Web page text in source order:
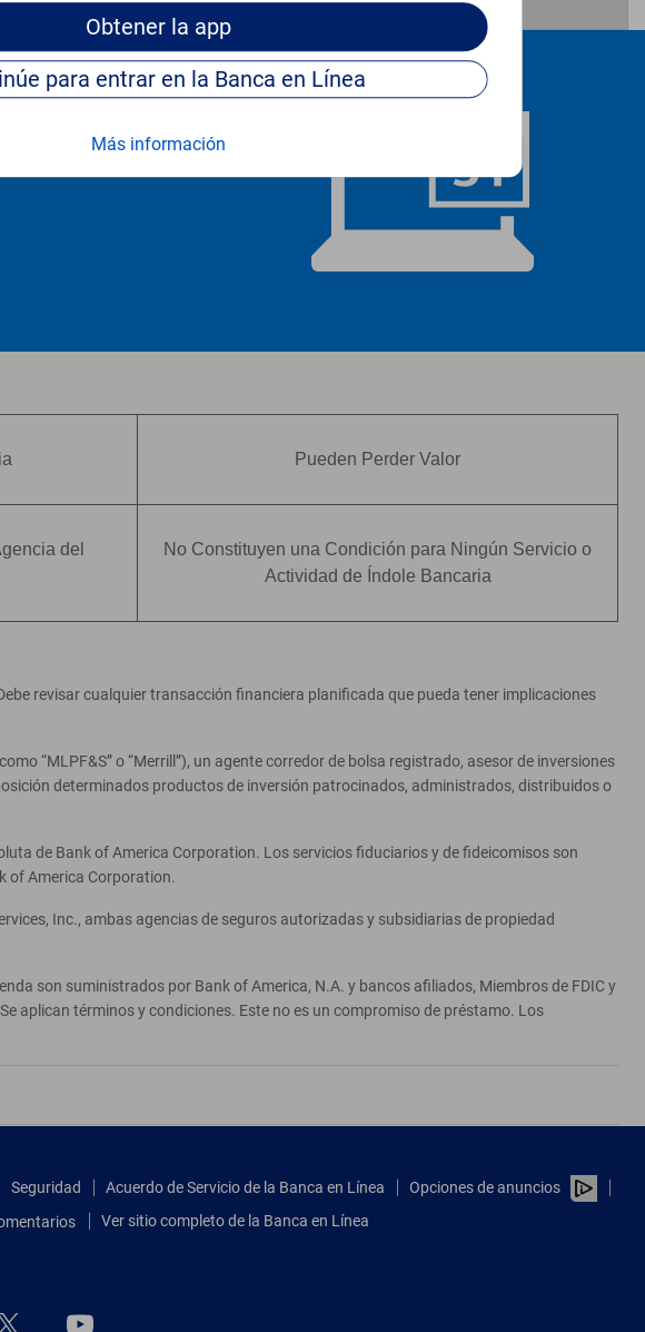
Obtener la app
Continúe para entrar en la Banca en Línea
Más información
Pueden Perder Valor
del
No Constituyen una Condición para Ningún Servicio o
Actividad de Índole Bancaria
revisar cualquier transacción financiera planificada que pueda tener implicaciones
“MLPF&S” o “Merrill”), un agente corredor de bolsa registrado, asesor de inversiones
determinados productos de inversión patrocinados, administrados, distribuidos o
de Bank of America Corporation. Los servicios fiduciarios y de fideicomisos son
of America Corporation.
Inc., ambas agencias de seguros autorizadas y subsidiarias de propiedad
son suministrados por Bank of America, N.A. y bancos afiliados, Miembros de FDIC y
aplican términos y condiciones. Este no es un compromiso de préstamo. Los
Seguridad Acuerdo de Servicio de la Banca en Línea
Opciones de anuncios
sus comentarios Ver sitio completo de la Banca en Línea